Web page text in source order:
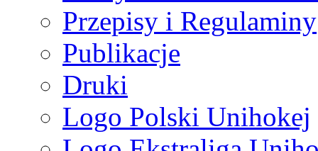
Przepisy i Regulaminy
Publikacje
Druki
Logo Polski Unihokej